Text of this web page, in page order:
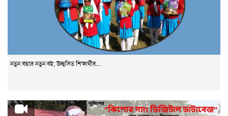
নতুন বছরে নতুন বই; উচ্ছ্বসিত শিক্ষার্থীর...